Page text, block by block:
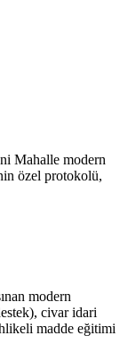
Mahalle modern
özel protokolü,
modern
civar idari
madde eğitimi